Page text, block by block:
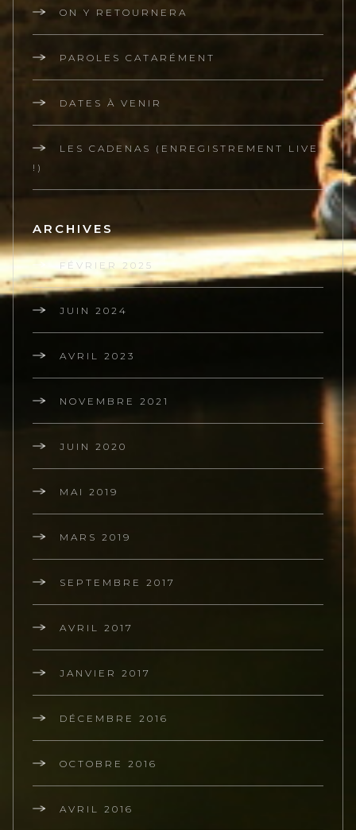
ON Y RETOURNERA
PAROLES CATARÉMENT
DATES À VENIR
LES CADENAS (ENREGISTREMENT LIVE
!)
ARCHIVES
FÉVRIER 2025
JUIN 2024
AVRIL 2023
NOVEMBRE 2021
JUIN 2020
MAI 2019
MARS 2019
SEPTEMBRE 2017
AVRIL 2017
JANVIER 2017
DÉCEMBRE 2016
OCTOBRE 2016
AVRIL 2016